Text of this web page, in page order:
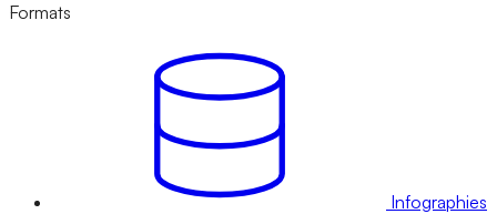
Formats
Infographies